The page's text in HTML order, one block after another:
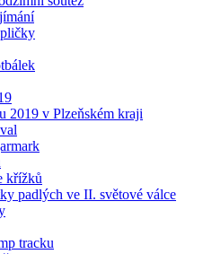
2019 v Plzeňském kraji
křížků
padlých ve II. světové válce
tracku